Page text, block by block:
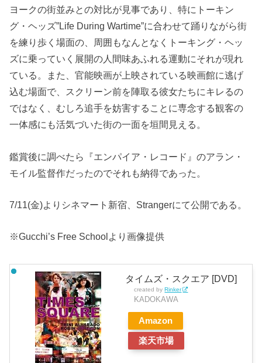
ヨークの街並みとの対比が見事であり、特にトーキン
グ・ヘッズ”Life During Wartime”に合わせて踊りながら街
を練り歩く場面の、周囲もなんとなくトーキング・ヘッ
ズに乗っていく展開の人間味あふれる運動にそれが現れ
ている。また、官能映画が上映されている映画館に逃げ
込む場面で、スクリーン前を陣取る彼女たちにキレるの
ではなく、むしろ追手を妨害することに専念する観客の
一体感にも活気づいた街の一面を垣間見える。
鑑賞後に調べたら『エンパイア・レコード』のアラン・
モイル監督作だったのでそれも納得であった。
7/11(金)よりシネマート新宿、Strangerにて公開である。
※Gucchi’s Free Schoolより画像提供
タイムズ・スクエア [DVD]
created byRinker
KADOKAWA
Amazon
楽天市場